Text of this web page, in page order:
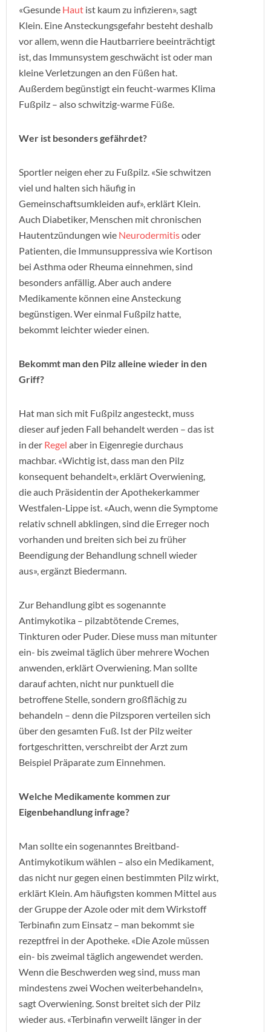
«Gesunde Haut ist kaum zu infizieren», sagt
Klein. Eine Ansteckungsgefahr besteht deshalb
vor allem, wenn die Hautbarriere beeinträchtigt
ist, das Immunsystem geschwächt ist oder man
kleine Verletzungen an den Füßen hat.
Außerdem begünstigt ein feucht-warmes Klima
Fußpilz – also schwitzig-warme Füße.
Wer ist besonders gefährdet?
Sportler neigen eher zu Fußpilz. «Sie schwitzen
viel und halten sich häufig in
Gemeinschaftsumkleiden auf», erklärt Klein.
Auch Diabetiker, Menschen mit chronischen
Hautentzündungen wie Neurodermitisoder
Patienten, die Immunsuppressiva wie Kortison
bei Asthma oder Rheuma einnehmen, sind
besonders anfällig. Aber auch andere
Medikamente können eine Ansteckung
begünstigen. Wer einmal Fußpilz hatte,
bekommt leichter wieder einen.
Bekommt man den Pilz alleine wieder in den
Griff?
Hat man sich mit Fußpilz angesteckt, muss
dieser auf jeden Fall behandelt werden – das ist
in der Regel aber in Eigenregie durchaus
machbar. «Wichtig ist, dass man den Pilz
konsequent behandelt», erklärt Overwiening,
die auch Präsidentin der Apothekerkammer
Westfalen-Lippe ist. «Auch, wenn die Symptome
relativ schnell abklingen, sind die Erreger noch
vorhanden und breiten sich bei zu früher
Beendigung der Behandlung schnell wieder
aus», ergänzt Biedermann.
Zur Behandlung gibt es sogenannte
Antimykotika – pilzabtötende Cremes,
Tinkturen oder Puder. Diese muss man mitunter
ein- bis zweimal täglich über mehrere Wochen
anwenden, erklärt Overwiening. Man sollte
darauf achten, nicht nur punktuell die
betroffene Stelle, sondern großflächig zu
behandeln – denn die Pilzsporen verteilen sich
über den gesamten Fuß. Ist der Pilz weiter
fortgeschritten, verschreibt der Arzt zum
Beispiel Präparate zum Einnehmen.
Welche Medikamente kommen zur
Eigenbehandlung infrage?
Man sollte ein sogenanntes Breitband-
Antimykotikum wählen – also ein Medikament,
das nicht nur gegen einen bestimmten Pilz wirkt,
erklärt Klein. Am häufigsten kommen Mittel aus
der Gruppe der Azole oder mit dem Wirkstoff
Terbinafin zum Einsatz – man bekommt sie
rezeptfrei in der Apotheke. «Die Azole müssen
ein- bis zweimal täglich angewendet werden.
Wenn die Beschwerden weg sind, muss man
mindestens zwei Wochen weiterbehandeln»,
sagt Overwiening. Sonst breitet sich der Pilz
wieder aus. «Terbinafin verweilt länger in der